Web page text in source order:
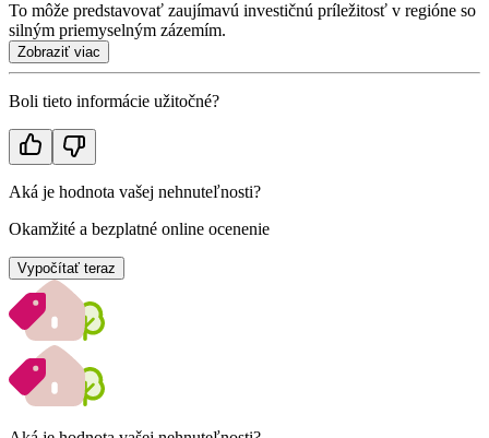
To môže predstavovať zaujímavú investičnú príležitosť v regióne so
silným priemyselným zázemím.
Zobraziť viac
Boli tieto informácie užitočné?
Aká je hodnota vašej nehnuteľnosti?
Okamžité a bezplatné online ocenenie
Vypočítať teraz